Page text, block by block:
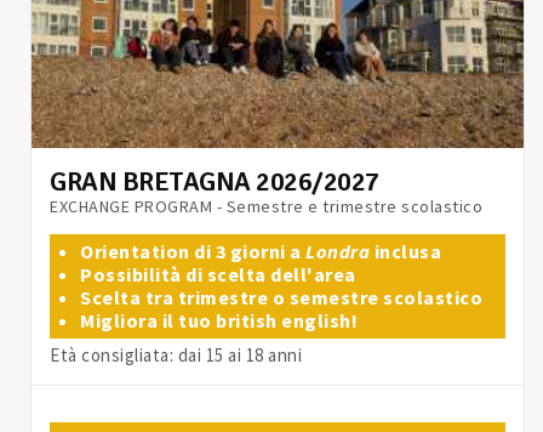
GRAN BRETAGNA 2026/2027
EXCHANGE PROGRAM - Semestre e trimestre scolastico
Orientation di 3 giorni a Londra inclusa
Possibilità di scelta dell'area
Scelta tra trimestre o semestre scolastico
Migliora il tuo british english!
Età consigliata: dai 15 ai 18 anni